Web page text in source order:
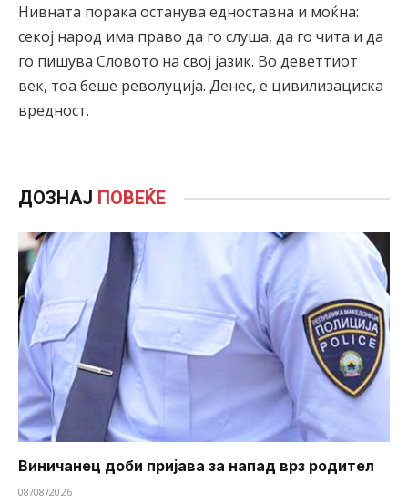
Нивната порака останува едноставна и моќна:
секој народ има право да го слуша, да го чита и да
го пишува Словото на свој јазик. Во деветтиот
век, тоа беше револуција. Денес, е цивилизациска
вредност.
ДОЗНАЈ ПОВЕЌЕ
Виничанец доби пријава за напад врз родител
08/08/2026